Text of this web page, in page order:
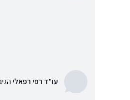
עו"ד רפי רפאלי